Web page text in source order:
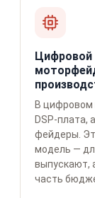
Цифровой
В цифровом
DSP-плата,
фейдеры.
модель —
выпускают,
часть